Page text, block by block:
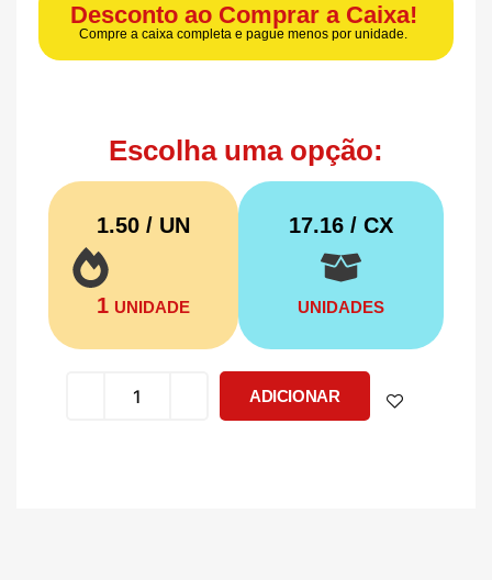
Desconto ao Comprar a Caixa!
Compre a caixa completa e pague menos por unidade.
Escolha uma opção:
1.50 / UN
1 UNIDADE
17.16/ CX
UNIDADES
ADICIONAR